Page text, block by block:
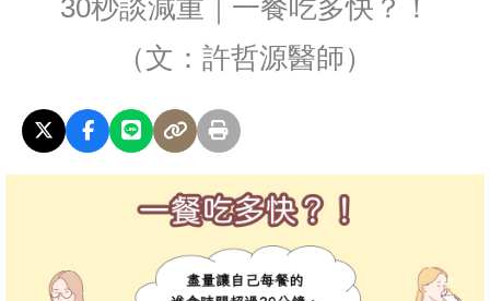
30秒談減重｜一餐吃多快？！
（文：許哲源醫師）